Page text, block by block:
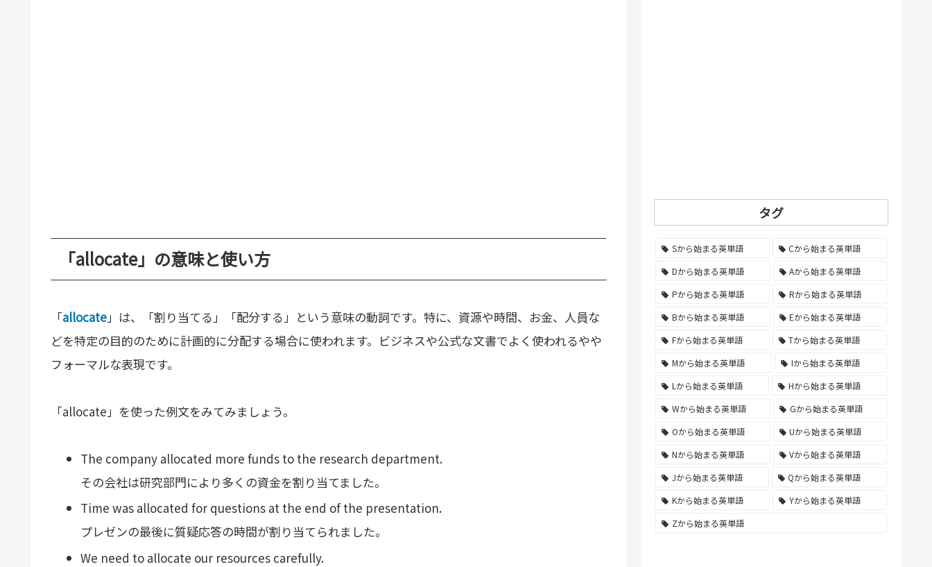
「allocate」の意味と使い方
「allocate」は、「割り当てる」「配分する」という意味の動詞です。特に、資源や時間、お金、人員な
どを特定の目的のために計画的に分配する場合に使われます。ビジネスや公式な文書でよく使われるやや
フォーマルな表現です。
「allocate」を使った例文をみてみましょう。
The company allocated more funds to the research department.
その会社は研究部門により多くの資金を割り当てました。
Time was allocated for questions at the end of the presentation.
プレゼンの最後に質疑応答の時間が割り当てられました。
We need to allocate our resources carefully.
タグ
Sから始まる英単語
Cから始まる英単語
Dから始まる英単語
Aから始まる英単語
Pから始まる英単語
Rから始まる英単語
Bから始まる英単語
Eから始まる英単語
Fから始まる英単語
Tから始まる英単語
Mから始まる英単語
Iから始まる英単語
Lから始まる英単語
Hから始まる英単語
Wから始まる英単語
Gから始まる英単語
Oから始まる英単語
Uから始まる英単語
Nから始まる英単語
Vから始まる英単語
Jから始まる英単語
Qから始まる英単語
Kから始まる英単語
Yから始まる英単語
Zから始まる英単語